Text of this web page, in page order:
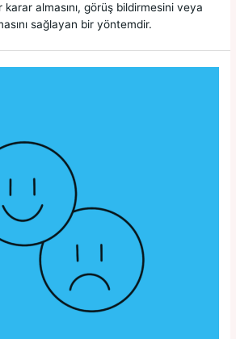
karar almasını, görüş bildirmesini veya
sağlayan bir yöntemdir.